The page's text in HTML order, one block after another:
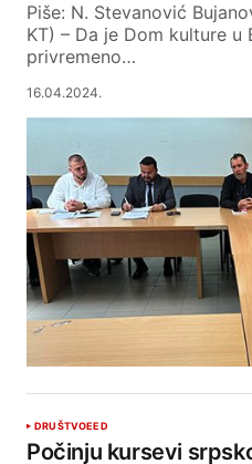
Piše: N. Stevanović
KT) – Da je Dom kulture u
privremeno…
16.04.2024.
DRUŠTVOEED
Počinju kursevi